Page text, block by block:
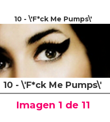
10 - \'F*ck Me Pumps\'
10 - \'F*ck Me Pumps\'
Imagen 1 de 11